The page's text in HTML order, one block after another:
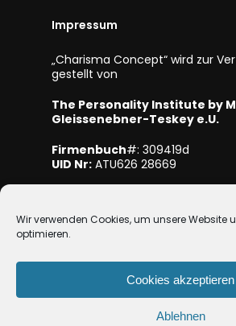
Wir verwenden Cookies, um unsere Website
optimieren.
Cookies akzeptieren
Ablehnen
Impressum
„Charisma Concept“ wird zur
gestellt von
The Personality Institute by
Gleissenebner-Teskey e.U.
Firmenbuch#: 309419d
UID Nr: ATU626 28669
© 2026 Charisma-